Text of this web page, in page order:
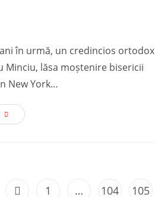
în urmă, un credincios ortodox
Minciu, lăsa moștenire bisericii
New York…
Sfințirea
Go to the previous page
1 … 104 105